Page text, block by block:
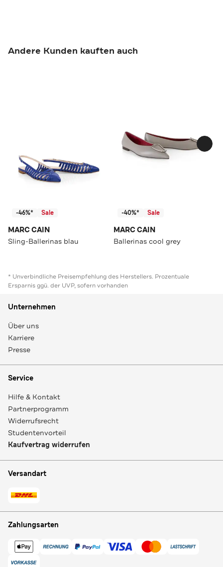
Andere Kunden kauften auch
-46%* Sale
MARC CAIN
Sling-Ballerinas blau
-40%* Sale
MARC CAIN
Ballerinas cool grey
* Unverbindliche Preisempfehlung des Herstellers. Prozentuale
Ersparnis ggü. der UVP, sofern vorhanden
Unternehmen
Über uns
Karriere
Presse
Service
Hilfe & Kontakt
Partnerprogramm
Widerrufsrecht
Studentenvorteil
Kaufvertrag widerrufen
Versandart
Zahlungsarten